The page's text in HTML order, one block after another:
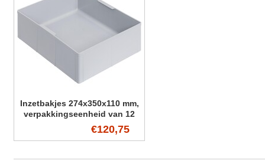
Inzetbakjes 274x350x110 mm,
verpakkingseenheid van 12
stuks (VE)€120,75